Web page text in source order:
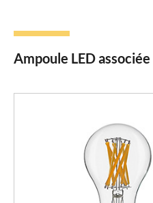
Ampoule LED associée